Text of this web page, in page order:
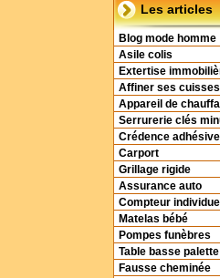
Les articles
Blog mode homme
Asile colis
Extertise
Affiner ses cuisses
Appareil de
Serrurerie clés
Crédence adhésive
Carport
Grillage rigide
Assurance auto
Compteur individuel
Matelas bébé
Pompes funèbres
Table basse palette
Fausse cheminée